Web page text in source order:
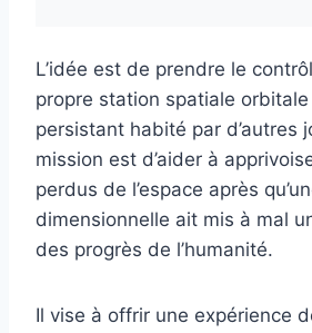
L’idée est de prendre le
propre station spatiale
persistant habité par d’autres
mission est d’aider à
perdus de l’espace après
dimensionnelle ait mis à mal
des progrès de l’humanité.
Il vise à offrir une expérience